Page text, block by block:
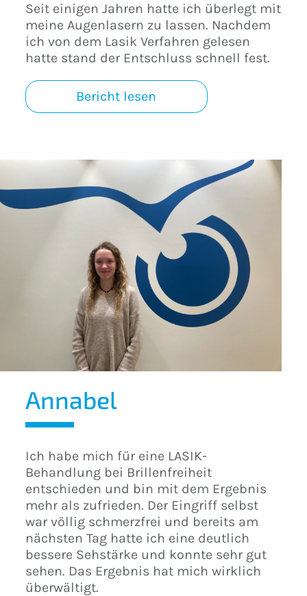
Seit einigen Jahren hatte ich überlegt mit
meine Augenlasern zu lassen. Nachdem
ich von dem Lasik Verfahren gelesen
hatte stand der Entschluss schnell fest.
Bericht lesen
Annabel
Ich habe mich für eine LASIK-
Behandlung bei Brillenfreiheit
entschieden und bin mit dem Ergebnis
mehr als zufrieden. Der Eingriff selbst
war völlig schmerzfrei und bereits am
nächsten Tag hatte ich eine deutlich
bessere Sehstärke und konnte sehr gut
sehen. Das Ergebnis hat mich wirklich
überwältigt.